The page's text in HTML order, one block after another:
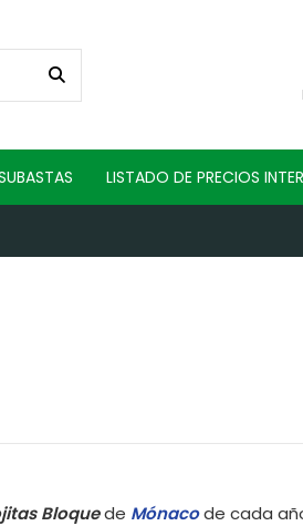
LISTADO DE PRECIOS
Bloquede Mónacode cada